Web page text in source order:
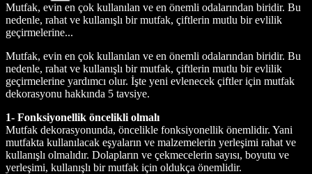
Mutfak, evin en çok kullanılan ve en önemli odalarından biridir. Bu
nedenle, rahat ve kullanışlı bir mutfak, çiftlerin mutlu bir evlilik
geçirmelerine...
Mutfak, evin en çok kullanılan ve en önemli odalarından biridir. Bu
nedenle, rahat ve kullanışlı bir mutfak, çiftlerin mutlu bir evlilik
geçirmelerine yardımcı olur. İşte yeni evlenecek çiftler için mutfak
dekorasyonu hakkında 5 tavsiye.
1- Fonksiyonellik öncelikli olmalı
Mutfak dekorasyonunda, öncelikle fonksiyonellik önemlidir. Yani
mutfakta kullanılacak eşyaların ve malzemelerin yerleşimi rahat ve
kullanışlı olmalıdır. Dolapların ve çekmecelerin sayısı, boyutu ve
yerleşimi, kullanışlı bir mutfak için oldukça önemlidir.